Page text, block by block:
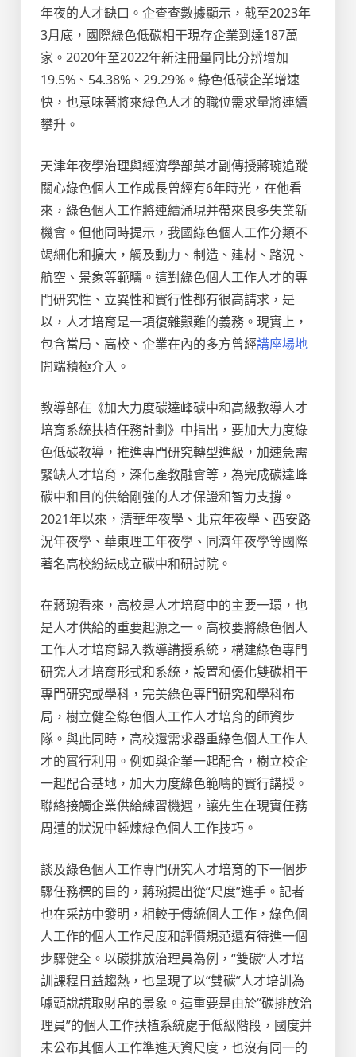
年夜的人才缺口。企查查數據顯示，截至2023年
3月底，國際綠色低碳相干現存企業到達187萬
家。2020年至2022年新注冊量同比分辨增加
19.5%、54.38%、29.29%。綠色低碳企業增速
快，也意味著將來綠色人才的職位需求量將連續
攀升。
天津年夜學治理與經濟學部英才副傳授蔣琬追蹤
關心綠色個人工作成長曾經有6年時光，在他看
來，綠色個人工作將連續涌現并帶來良多失業新
機會。但他同時提示，我國綠色個人工作分類不
竭細化和擴大，觸及動力、制造、建材、路況、
航空、景象等範疇。這對綠色個人工作人才的專
門研究性、立異性和實行性都有很高請求，是
以，人才培育是一項復雜艱難的義務。現實上，
包含當局、高校、企業在內的多方曾經講座場地
開端積極介入。
教導部在《加大力度碳達峰碳中和高級教導人才
培育系統扶植任務計劃》中指出，要加大力度綠
色低碳教導，推進專門研究轉型進級，加速急需
緊缺人才培育，深化產教融會等，為完成碳達峰
碳中和目的供給剛強的人才保證和智力支撐。
2021年以來，清華年夜學、北京年夜學、西安路
況年夜學、華東理工年夜學、同濟年夜學等國際
著名高校紛紜成立碳中和研討院。
在蔣琬看來，高校是人才培育中的主要一環，也
是人才供給的重要起源之一。高校要將綠色個人
工作人才培育歸入教導講授系統，構建綠色專門
研究人才培育形式和系統，設置和優化雙碳相干
專門研究或學科，完美綠色專門研究和學科布
局，樹立健全綠色個人工作人才培育的師資步
隊。與此同時，高校還需求器重綠色個人工作人
才的實行利用。例如與企業一起配合，樹立校企
一起配合基地，加大力度綠色範疇的實行講授。
聯絡接觸企業供給練習機遇，讓先生在現實任務
周遭的狀況中錘煉綠色個人工作技巧。
談及綠色個人工作專門研究人才培育的下一個步
驟任務標的目的，蔣琬提出從“尺度”進手。記者
也在采訪中發明，相較于傳統個人工作，綠色個
人工作的個人工作尺度和評價規范還有待進一個
步驟健全。以碳排放治理員為例，“雙碳”人才培
訓課程日益趨熱，也呈現了以“雙碳”人才培訓為
噱頭說謊取財帛的景象。這重要是由於“碳排放治
理員”的個人工作扶植系統處于低級階段，國度并
未公布其個人工作準進天資尺度，也沒有同一的